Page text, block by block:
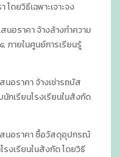
โดยวิธีเฉพาะเจาะจง
อราคา จ้างล้างทำความ
ภายในศูนย์การเรียนรู้
อราคา จ้างเช่ารถบัส
กเรียนโรงเรียนในสังกัด
นอราคา ซื้อวัสดุอุปกรณ์
รงเรียนในสังกัด โดยวิธี